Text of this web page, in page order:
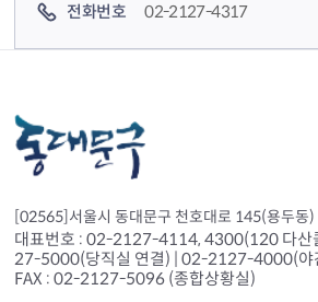
전화번호
02-2127-4317
[02565]서울시 동대문구 천호대로 145(용두동)
대표번호 : 02-2127-4114, 4300(120 다산
27-5000(당직실 연결) | 02-2127-4000(야
FAX : 02-2127-5096 (종합상황실)